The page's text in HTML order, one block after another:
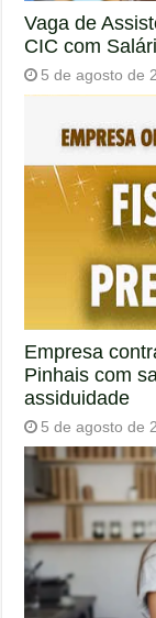
Vaga de
CIC com
5 de agosto de
Empresa
Pinhais com
assiduidade
5 de agosto de